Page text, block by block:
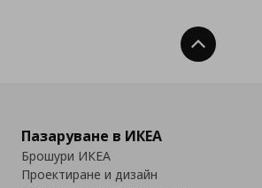
Нагоре
Пазаруване в ИКЕА
Брошури ИКЕА
Проектиране и дизайн